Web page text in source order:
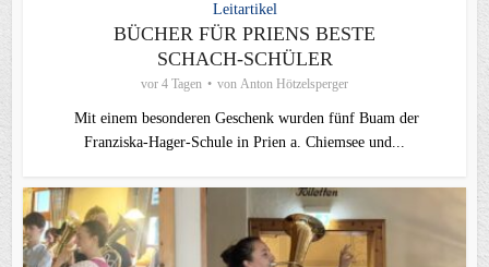
Leitartikel
BÜCHER FÜR PRIENS BESTE
SCHACH-SCHÜLER
vor 4 Tagen von Anton Hötzelsperger
Mit einem besonderen Geschenk wurden fünf Buam der
Franziska-Hager-Schule in Prien a. Chiemsee und...